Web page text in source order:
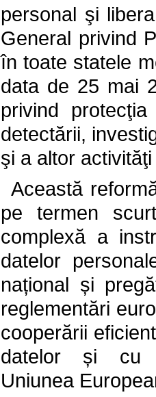
personal şi
General privind
în toate statele
data de 25 mai
privind
detectării,
şi a altor
Această
pe termen
complexă a
datelor
național și
reglementări
cooperării
datelor și cu
Uniunea.